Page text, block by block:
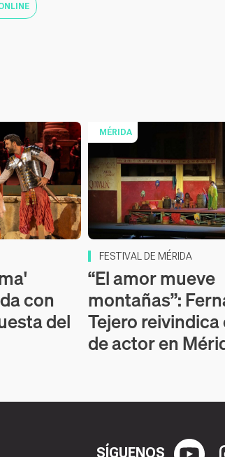
con
del
MÉRIDA
FESTIVAL DE MÉRIDA
“El amor mueve
montañas”:
Tejero
de actor en
SÍGUENOS